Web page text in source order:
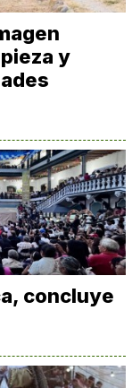
y
concluye